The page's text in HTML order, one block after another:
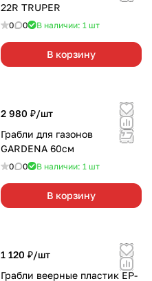
22R TRUPER
0 0 В наличии: 1 шт
В корзину
2 980 ₽/шт
Грабли для газонов
GARDENA 60см
0 0 В наличии: 1 шт
В корзину
1 120 ₽/шт
Грабли веерные пластик EP-